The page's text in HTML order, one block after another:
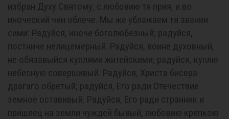
избран Духу Святому, с любовию тя прия, и во
иноческий чин облече. Мы же ублажаем тя звании
сими: Радуйся, иноче боголюбезный; радуйся,
постниче нелицемерный. Радуйся, воине духовный,
не обязавыйся куплями житейскими; радуйся, куплю
небесную совершивый. Радуйся, Христа бисера
драгаго обретый; радуйся, Его ради Отечествие
земное оставивый. Радуйся, Его ради странник и
пришлец на земли чуждей бывый, любовию крепкою